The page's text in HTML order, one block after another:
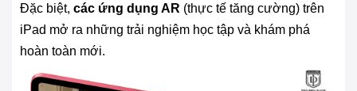
Đặc biệt, các ứng dụng AR (thực tế tăng cường) trên
iPad mở ra những trải nghiệm học tập và khám phá
hoàn toàn mới.